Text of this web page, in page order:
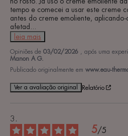
tempo e comecei a usar este creme
antes do creme emoliente,
afetad
leia mais
Opiniões de 03/02/2026 , após uma
Manon A G.
Publicado originalmente em www.eau-
Ver a avaliação original Relatório
5/5